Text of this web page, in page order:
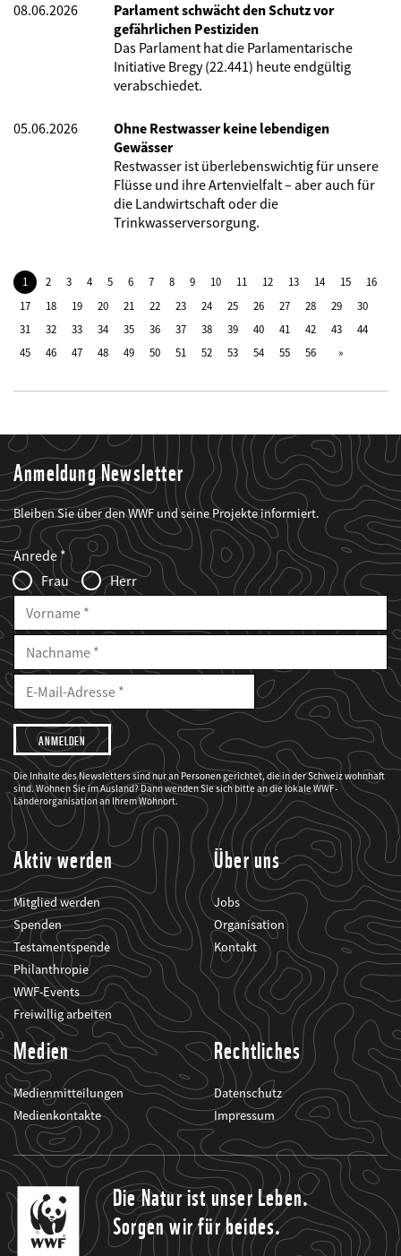
08.06.2026
Parlament schwächt den Schutz vor
gefährlichen Pestiziden
Das Parlament hat die Parlamentarische
Initiative Bregy (22.441) heute endgültig
verabschiedet.
05.06.2026
Ohne Restwasser keine lebendigen
Gewässer
Restwasser ist überlebenswichtig für unsere
Flüsse und ihre Artenvielfalt – aber auch für
die Landwirtschaft oder die
Trinkwasserversorgung.
1 2 3 4 5 6 7 8 9 10 11 12 13 14 15
16
17
18 19 20 21 22 23 24 25 26 27 28 29
30
31
32 33 34 35 36 37 38 39 40 41 42 43
44
45
46 47 48 49 50 51 52 53 54 55 56
Anmeldung Newsletter
Bleiben Sie über den WWF und seine Projekte informiert.
Web2Case
Infofelder
Fieldset
anrede_name
Anrede
Frau
Herr
Vorname
Nachname
E-
Mailadresse
E-
Adresse
Ich
möchte,
dass
der
WWF
mich
über
seine
Projekte
informiert.
Die Inhalte des Newsletters sind nur an Personen gerichtet, die in der Schweiz wohnhaft
sind. Wohnen Sie im Ausland? Dann wenden Sie sich bitte an die lokale WWF-
Länderorganisation an Ihrem Wohnort.
Aktiv werden
Mitglied werden
Spenden
Testamentspende
Philanthropie
WWF-Events
Freiwillig arbeiten
Über uns
Jobs
Organisation
Kontakt
Medien
Medienmitteilungen
Medienkontakte
Rechtliches
Datenschutz
Impressum
Die Natur ist unser Leben.
Sorgen wir für beides.